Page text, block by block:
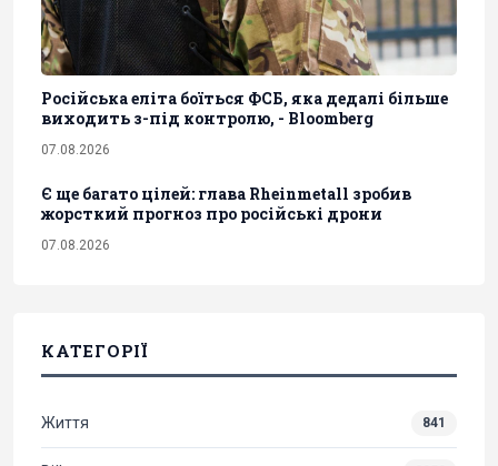
Російська еліта боїться ФСБ, яка дедалі більше
виходить з-під контролю, - Bloomberg
07.08.2026
Є ще багато цілей: глава Rheinmetall зробив
жорсткий прогноз про російські дрони
07.08.2026
КАТЕГОРІЇ
Життя 841